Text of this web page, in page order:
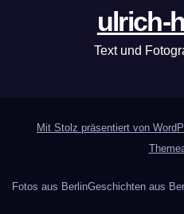
ulrich-
Text und
Mit Stolz präsentiert von
Fotos aus BerlinGeschichten aus